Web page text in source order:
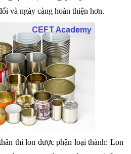
và ngày càng hoàn thiện hơn.
thì lon được phận loại thành: Lon